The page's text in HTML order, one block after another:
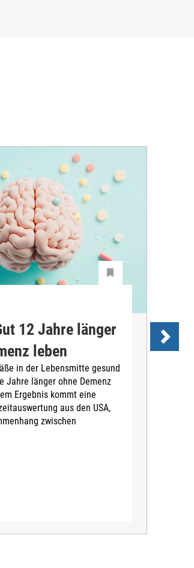
12 Jahre länger
leben
in der Lebensmitte gesund
Jahre länger ohne Demenz
Ergebnis kommt eine
aus den USA,
zwischen